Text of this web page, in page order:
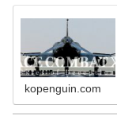
kopenguin.com